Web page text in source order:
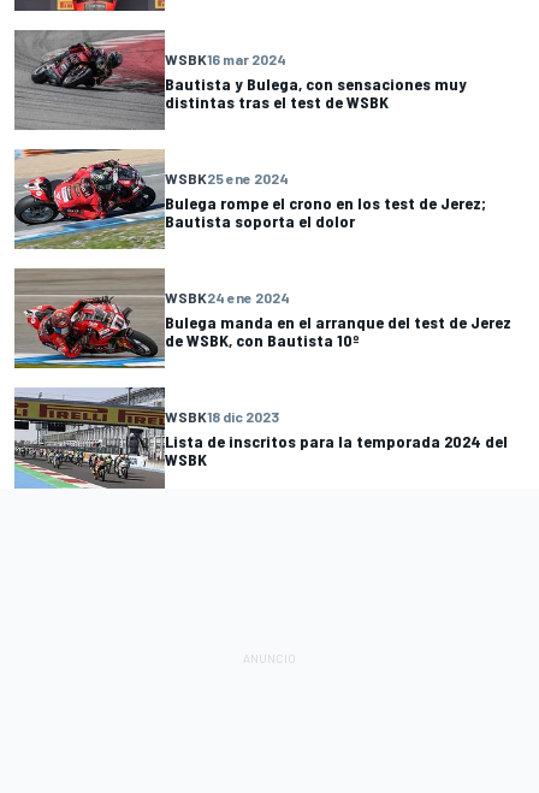
WSBK16 mar 2024
Bautista y Bulega, con sensaciones muy
distintas tras el test de WSBK
WSBK25 ene 2024
Bulega rompe el crono en los test de Jerez;
Bautista soporta el dolor
WSBK24 ene 2024
Bulega manda en el arranque del test de Jerez
de WSBK, con Bautista 10º
WSBK18 dic 2023
Lista de inscritos para la temporada 2024 del
WSBK